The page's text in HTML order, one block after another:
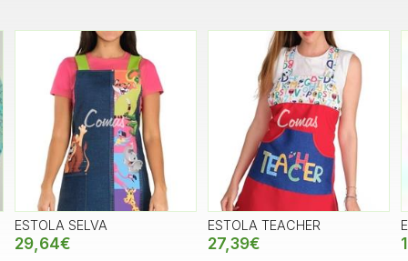
ESTOLA SELVA
29,64€
ESTOLA TEACHER
27,39€